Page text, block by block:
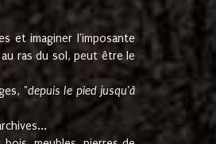
et imaginer l'imposante
ras du sol, peut être le
"depuis le pied jusqu'à